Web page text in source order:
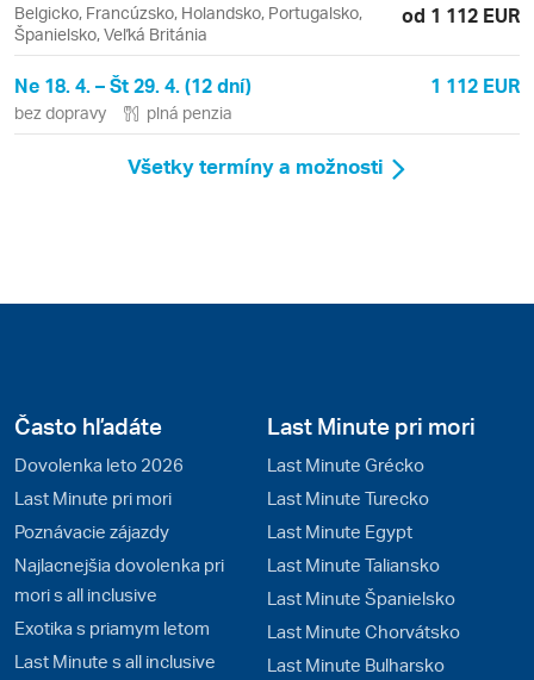
Belgicko, Francúzsko, Holandsko, Portugalsko,
Španielsko, Veľká Británia
od 1 112 EUR
Ne 18. 4. – Št 29. 4. (12 dní) 1 112 EUR
bez dopravy plná penzia
Všetky termíny a možnosti
Často hľadáte
Dovolenka leto 2026
Last Minute pri mori
Poznávacie zájazdy
Najlacnejšia dovolenka pri
mori s all inclusive
Exotika s priamym letom
Last Minute s all inclusive
Last Minute pri mori
Last Minute Grécko
Last Minute Turecko
Last Minute Egypt
Last Minute Taliansko
Last Minute Španielsko
Last Minute Chorvátsko
Last Minute Bulharsko